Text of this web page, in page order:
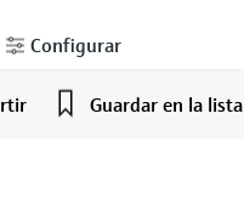
Configurar
Guardar en la lista